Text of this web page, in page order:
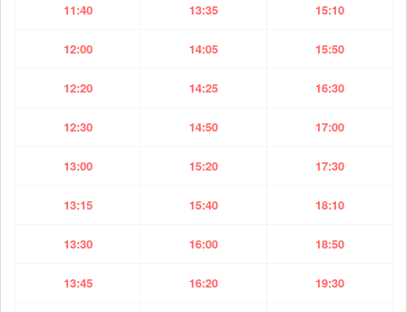
11:40 13:35 15:10
12:00 14:05 15:50
12:20 14:25 16:30
12:30 14:50 17:00
13:00 15:20 17:30
13:15 15:40 18:10
13:30 16:00 18:50
13:45 16:20 19:30